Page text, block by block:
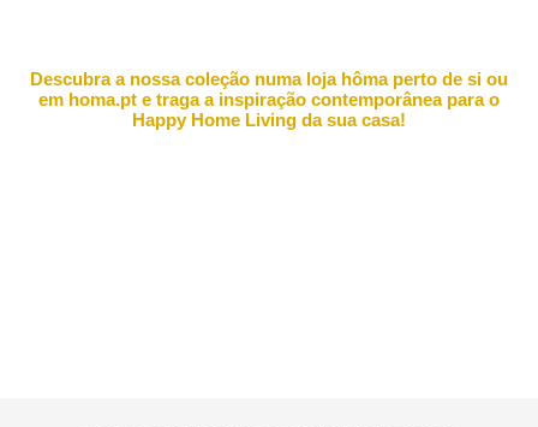
Descubra a nossa coleção numa loja hôma perto de si ou
em homa.pt e traga a inspiração contemporânea para o
Happy Home Living da sua casa!